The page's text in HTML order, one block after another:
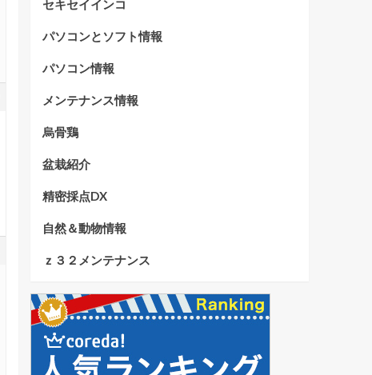
セキセイインコ
パソコンとソフト情報
パソコン情報
メンテナンス情報
烏骨鶏
盆栽紹介
精密採点DX
自然＆動物情報
ｚ３２メンテナンス